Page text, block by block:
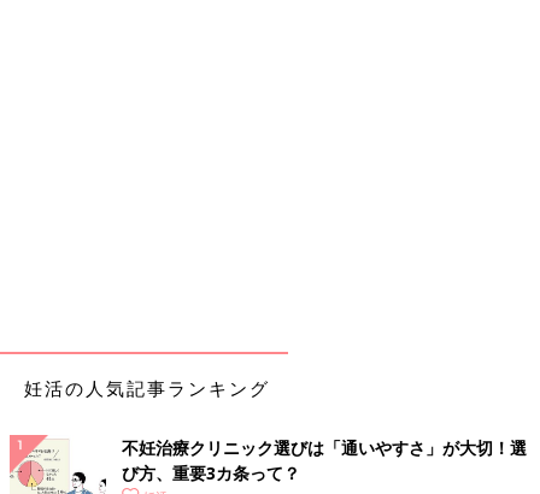
妊活の人気記事ランキング
不妊治療クリニック選びは「通いやすさ」が大切！選
び方、重要3カ条って？